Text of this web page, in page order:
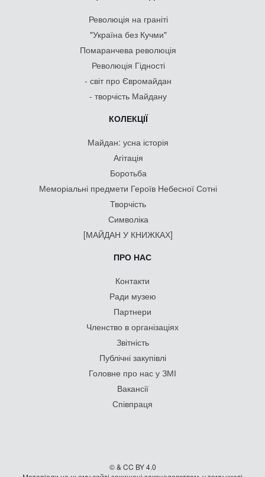
Революція на граніті
"Україна без Кучми"
Помаранчева революція
Революція Гідності
- світ про Євромайдан
- творчість Майдану
КОЛЕКЦІЇ
Майдан: усна історія
Агітація
Боротьба
Меморіальні предмети Героїв Небесної Сотні
Творчість
Символіка
[МАЙДАН У КНИЖКАХ]
ПРО НАС
Контакти
Ради музею
Партнери
Членство в організаціях
Звітність
Публічні закупівлі
Головне про нас у ЗМІ
Вакансії
Співпраця
© & CC BY 4.0